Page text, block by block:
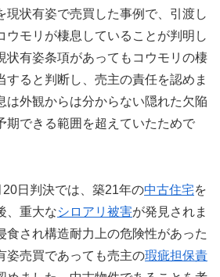
現状有姿で売買した事例で、引渡し
ウモリが棲息していることが判明し
状有姿条項があってもコウモリの棲
すると判断し、売主の責任を認めま
は外観からは分からない隠れた欠陥
期できる範囲を超えていたためで
日判決では、築21年の中古住宅を
、重大なシロアリ被害が発見されま
食され構造耐力上の危険性があった
姿売買であっても売主の瑕疵担保責